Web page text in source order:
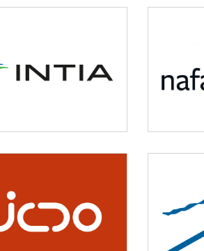
y ganadería
NICDO
deporte y ocio